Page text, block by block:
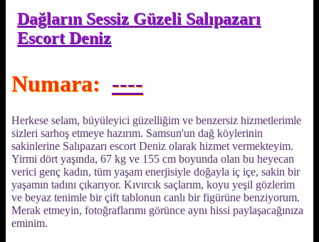
Dağların Sessiz Güzeli Salıpazarı
Escort Deniz
Numara: ----
Herkese selam, büyüleyici güzelliğim ve benzersiz hizmetlerimle
sizleri sarhoş etmeye hazırım. Samsun'un dağ köylerinin
sakinlerine Salıpazarı escort Deniz olarak hizmet vermekteyim.
Yirmi dört yaşında, 67 kg ve 155 cm boyunda olan bu heyecan
verici genç kadın, tüm yaşam enerjisiyle doğayla iç içe, sakin bir
yaşamın tadını çıkarıyor. Kıvırcık saçlarım, koyu yeşil gözlerim
ve beyaz tenimle bir çift tablonun canlı bir figürüne benziyorum.
Merak etmeyin, fotoğraflarımı görünce aynı hissi paylaşacağınıza
eminim.